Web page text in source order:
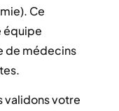
Ce
équipe
de médecins
validons votre